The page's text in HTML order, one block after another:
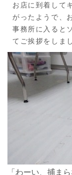
お店に到着して
がったようで、
事務所に入ると
てご挨拶をしま
「わーい、捕ま